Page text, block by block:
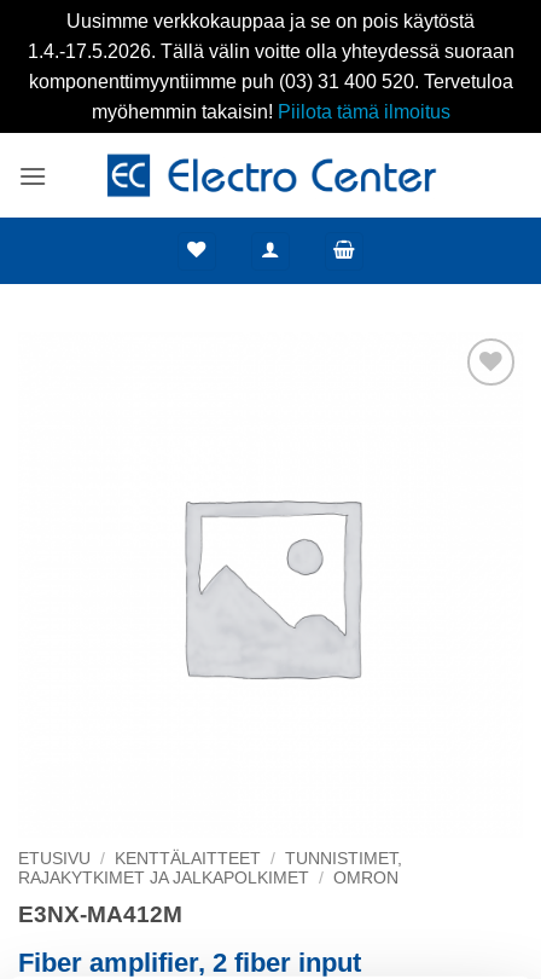
Uusimme verkkokauppaa ja se on pois käytöstä
1.4.-17.5.2026. Tällä välin voitte olla yhteydessä suoraan
komponenttimyyntiimme puh (03) 31 400 520. Tervetuloa
myöhemmin takaisin! Piilota tämä ilmoitus
ETUSIVU / KENTTÄLAITTEET / TUNNISTIMET,
RAJAKYTKIMET JA JALKAPOLKIMET / OMRON
E3NX-MA412M
Fiber amplifier, 2 fiber input